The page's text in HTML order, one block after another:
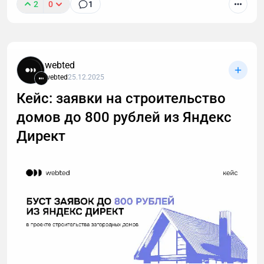
2 0 1
webted
webted25.12.2025
Кейс: заявки на строительство
домов до 800 рублей из Яндекс
Директ